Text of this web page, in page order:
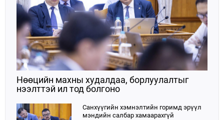
Нөөцийн махны худалдаа, борлуулалтыг
нээлттэй ил тод болгоно
Санхүүгийн хэмнэлтийн горимд эрүүл
мэндийн салбар хамаарахгүй